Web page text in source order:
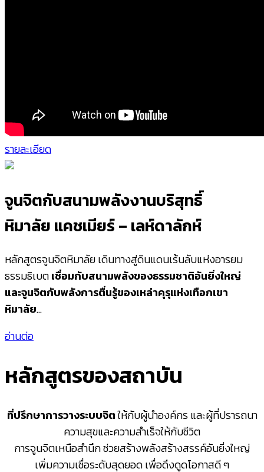
รายละเอียด
จูนจิตกับสนามพลังงานบริสุทธิ์
หิมาลัย แคชเมียร์ – เลห์ดาลักห์
หลักสูตรจูนจิตหิมาลัย เดินทางสู่ดินแดนเร้นลับแห่งอารยม
ธรรมธิเบตเชื่อมกับสนามพลังของธรรมชาติอันยิ่งใหญ่
และจูนจิตกับพลังการตื่นรู้ของเหล่าคุรุแห่งเทือกเขา
หิมาลัย…
อ่านต่อ
หลักสูตรของสถาบัน
ที่ปรึกษาการวางระบบจิตให้กับผู้นำองค์กร และผู้ที่ปรารถนา
ความสุขและความสำเร็จให้กับชีวิต
การจูนจิตเหนือสำนึก ช่วยสร้างพลังสร้างสรรค์อันยิ่งใหญ่
เพิ่มความเชื่อระดับสุดยอด เพื่อดึงดูดโอกาสดี ๆ